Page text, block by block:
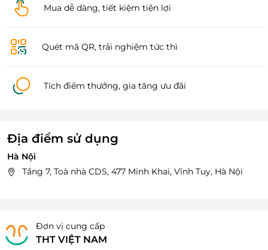
Mua dễ dàng, tiết kiệm tiện lợi
Quét mã QR, trải nghiệm tức thì
Tích điểm thưởng, gia tăng ưu đãi
Địa điểm sử dụng
Hà Nội
Tầng 7, Toà nhà CDS, 477 Minh Khai, Vĩnh Tuy, Hà Nội
Đơn vị cung cấp
THT VIỆT NAM